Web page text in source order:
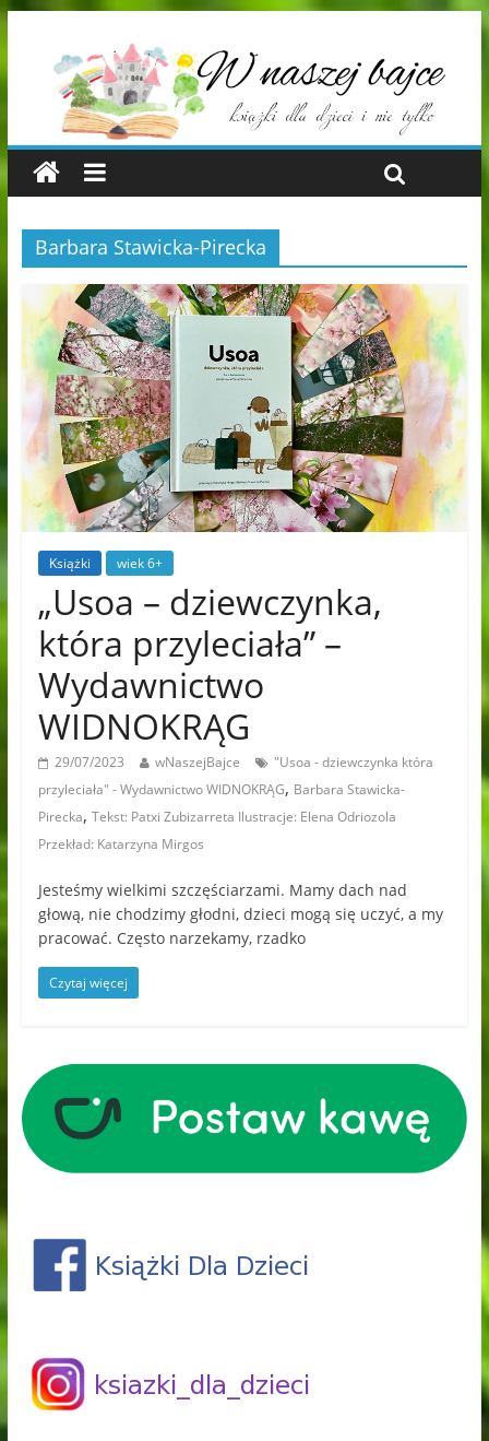
Barbara Stawicka-Pirecka
Książki wiek 6+
„Usoa – dziewczynka,
która przyleciała” –
Wydawnictwo
WIDNOKRĄG
29/07/2023 wNaszejBajce
"Usoa - dziewczynka która
przyleciała" - Wydawnictwo WIDNOKRĄG, Barbara Stawicka-
Pirecka, Tekst: Patxi Zubizarreta Ilustracje: Elena Odriozola
Przekład: Katarzyna Mirgos
Jesteśmy wielkimi szczęściarzami. Mamy dach nad
głową, nie chodzimy głodni, dzieci mogą się uczyć, a my
pracować. Często narzekamy, rzadko
Czytaj więcej